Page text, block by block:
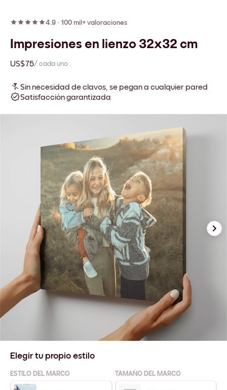
4.9 · 100 mil+ valoraciones
Impresiones en lienzo 32x32 cm
US$75/ cada uno
Sin necesidad de clavos, se pegan a cualquier pared
Satisfacción garantizada
Elegir tu propio estilo
ESTILO DEL MARCO TAMAÑO DEL MARCO